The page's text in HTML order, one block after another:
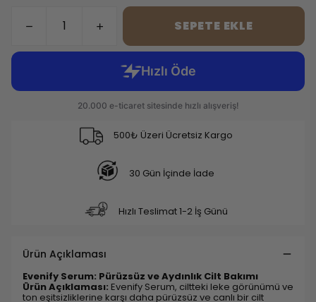
SEPETE EKLE
500₺ Üzeri Ücretsiz Kargo
30 Gün İçinde İade
Hızlı Teslimat 1-2 İş Günü
Ürün Açıklaması
Evenify Serum: Pürüzsüz ve Aydınlık Cilt Bakımı
Ürün Açıklaması: Evenify Serum, ciltteki leke görünümü ve
ton eşitsizliklerine karşı daha pürüzsüz ve canlı bir cilt